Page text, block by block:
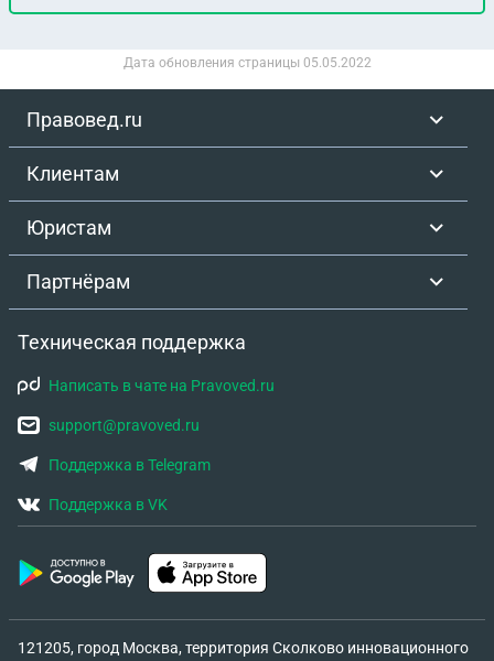
Дата обновления страницы 05.05.2022
Правовед.ru
Клиентам
Юристам
Партнёрам
Техническая поддержка
Написать в чате на Pravoved.ru
support@pravoved.ru
Поддержка в Telegram
Поддержка в VK
121205, город Москва, территория Сколково инновационного